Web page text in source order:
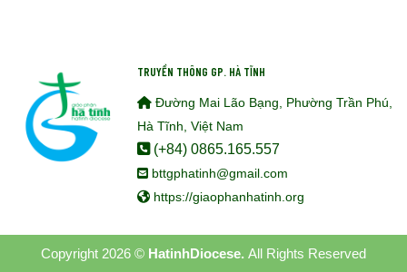
TRUYỀN THÔNG GP. HÀ TĨNH
Đường Mai Lão Bạng, Phường Trần Phú,
Hà Tĩnh, Việt Nam
(+84) 0865.165.557
bttgphatinh@gmail.com
https://giaophanhatinh.org
Copyright 2026 © HatinhDiocese. All Rights Reserved